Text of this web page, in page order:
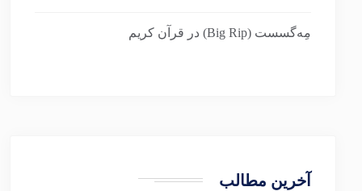
مِه‌گسست (Big Rip) در قرآن کریم
آخرین مطالب